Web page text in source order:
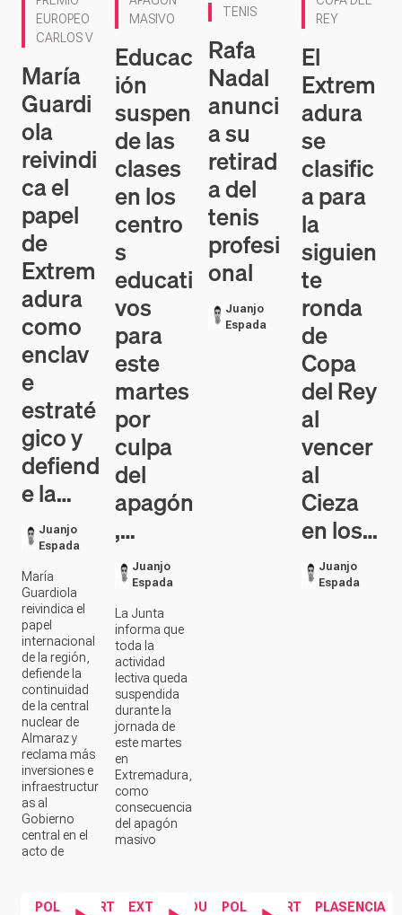
EUROPEO
CARLOS V
María
Guardi
ola
reivindi
ca el
papel
de
Extrem
adura
como
enclav
e
estraté
gico y
defiend
e la…
Juanjo
Espada
María
Guardiola
reivindica el
papel
internacional
de la región,
defiende la
continuidad
de la central
nuclear de
Almaraz y
reclama más
inversiones e
infraestructur
as al
Gobierno
central en el
acto de
MASIVO
Educac
ión
suspen
de las
clases
en los
centro
s
educati
vos
para
este
martes
por
culpa
del
apagón
,…
Juanjo
Espada
La Junta
informa que
toda la
actividad
lectiva queda
suspendida
durante la
jornada de
este martes
en
Extremadura,
como
consecuencia
del apagón
masivo
TENIS
Rafa
Nadal
anunci
a su
retirad
a del
tenis
profesi
onal
Juanjo
Espada
REY
El
Extrem
adura
se
clasific
a para
la
siguien
te
ronda
de
Copa
del Rey
al
vencer
al
Cieza
en los…
Juanjo
Espada
POLIDEPORTIVOEXTREMADURA POLIDEPORTIVOPLASENCIA